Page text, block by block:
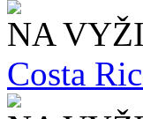
NA
Costa